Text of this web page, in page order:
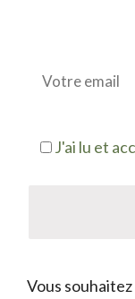
J'ai lu et
Vous souhaitez